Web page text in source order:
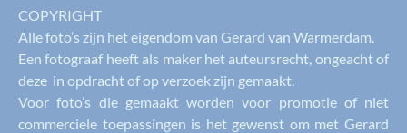
COPYRIGHT
Alle foto’s zijn het eigendom van Gerard van Warmerdam.
Een fotograaf heeft als maker het auteursrecht, ongeacht of
deze in opdracht of op verzoek zijn gemaakt.
Voor foto’s die gemaakt worden voor promotie of niet
commerciele toepassingen is het gewenst om met Gerard